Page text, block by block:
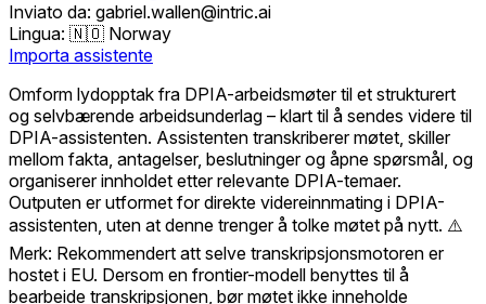
Inviato da: gabriel.wallen@intric.ai
Lingua: 🇳🇴 Norway
Importa assistente
Omform lydopptak fra DPIA-arbeidsmøter til et strukturert
og selvbærende arbeidsunderlag – klart til å sendes videre til
DPIA-assistenten. Assistenten transkriberer møtet, skiller
mellom fakta, antagelser, beslutninger og åpne spørsmål, og
organiserer innholdet etter relevante DPIA-temaer.
Outputen er utformet for direkte videreinnmating i DPIA-
assistenten, uten at denne trenger å tolke møtet på nytt. ⚠️
Merk: Rekommendert att selve transkripsjonsmotoren er
hostet i EU. Dersom en frontier-modell benyttes til å
bearbeide transkripsjonen, bør møtet ikke inneholde